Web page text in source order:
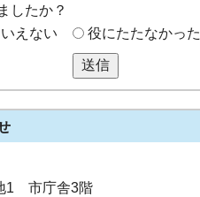
したか？
えない 役にたたなかった
送信
1 市庁舎3階